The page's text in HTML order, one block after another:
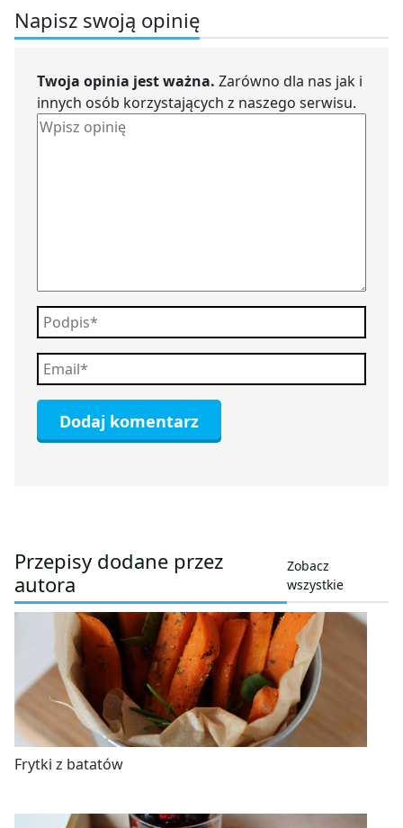
Napisz swoją opinię
Twoja opinia jest ważna. Zarówno dla nas jak i
innych osób korzystających z naszego serwisu.
Przepisy dodane przez
autora
Zobacz
wszystkie
Frytki z batatów